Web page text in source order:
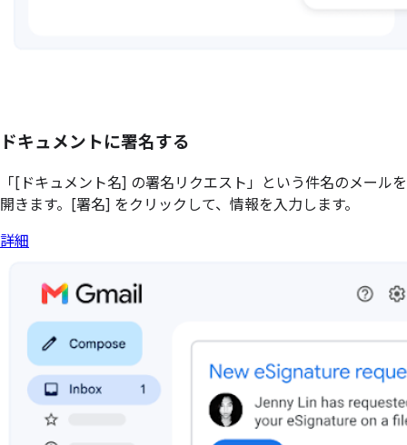
ドキュメントに署名する
「[ドキュメント名] の署名リクエスト」という件名のメールを
開きます。[署名] をクリックして、情報を入力します。
詳細